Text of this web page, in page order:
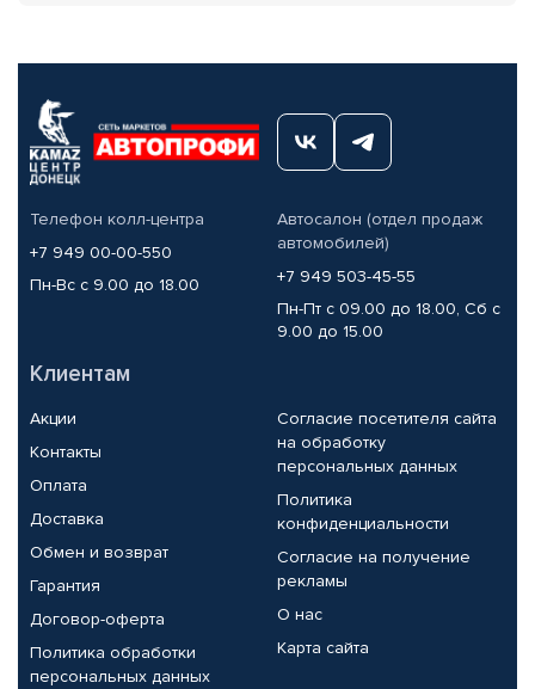
Телефон колл-центра
+7 949 00-00-550
Пн-Вс с 9.00 до 18.00
Автосалон (отдел продаж
автомобилей)
+7 949 503-45-55
Пн-Пт с 09.00 до 18.00, Сб с
9.00 до 15.00
Клиентам
Акции
Контакты
Оплата
Доставка
Обмен и возврат
Гарантия
Договор-оферта
Политика обработки
персональных данных
Согласие посетителя сайта
на обработку
персональных данных
Политика
конфиденциальности
Согласие на получение
рекламы
О нас
Карта сайта